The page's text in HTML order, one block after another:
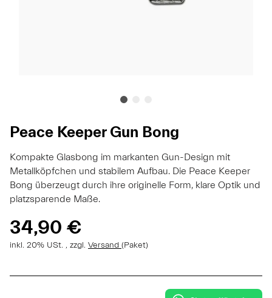
Peace Keeper Gun Bong
Kompakte Glasbong im markanten Gun-Design mit
Metallköpfchen und stabilem Aufbau. Die Peace Keeper
Bong überzeugt durch ihre originelle Form, klare Optik und
platzsparende Maße.
34,90 €
inkl. 20% USt. , zzgl. Versand (Paket)